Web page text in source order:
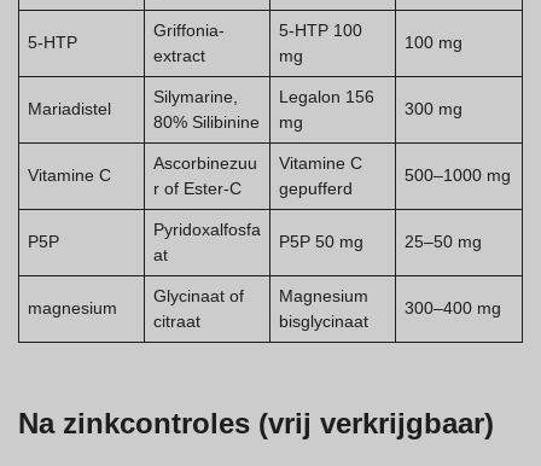
5-HTP
Griffonia-
extract
5-HTP 100
mg
100 mg
Mariadistel
Silymarine,
80% Silibinine
Legalon 156
mg
300 mg
Vitamine C
Ascorbinezuu
r of Ester-C
Vitamine C
gepufferd
500–1000 mg
P5P
Pyridoxalfosfa
at
P5P 50 mg 25–50 mg
magnesium
Glycinaat of
citraat
Magnesium
bisglycinaat
300–400 mg
Na zinkcontroles (vrij verkrijgbaar)